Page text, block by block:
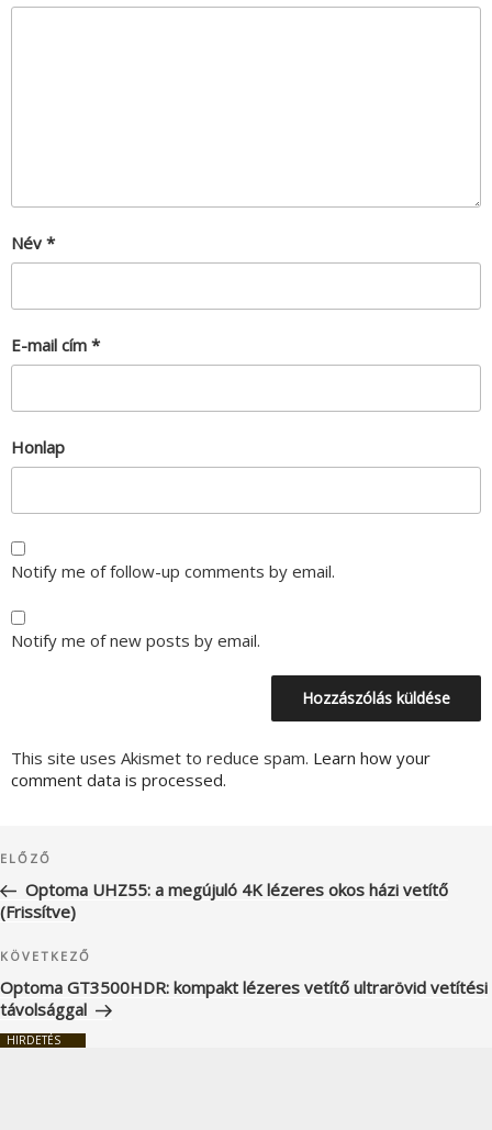
Név *
E-mail cím *
Honlap
Notify me of follow-up comments by email.
Notify me of new posts by email.
This site uses Akismet to reduce spam. Learn how your
comment data is processed.
navigáció
Korábbi
bejegyzés
ELŐZŐ
Optoma UHZ55: a megújuló 4K lézeres okos házi vetítő
(Frissítve)
Következő
bejegyzés
KÖVETKEZŐ
Optoma GT3500HDR: kompakt lézeres vetítő ultrarövid vetítési
távolsággal
HIRDETÉS